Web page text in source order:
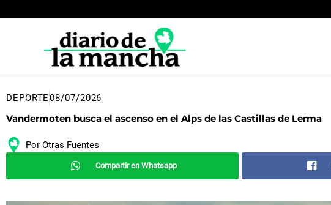
al
DEPORTE08/07/2026
Vandermoten busca el ascenso en el Alps de las Castillas de Lerma
Por Otras Fuentes
Compartir en Whatsapp